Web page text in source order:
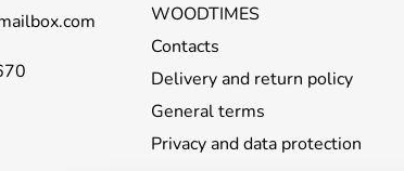
WOODTIMES
Contacts
Delivery and return policy
General terms
Privacy and data protection